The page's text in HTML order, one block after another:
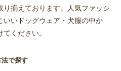
り揃えております。人気ファッシ
いいドッグウェア・犬服の中か
ください。
法で探す